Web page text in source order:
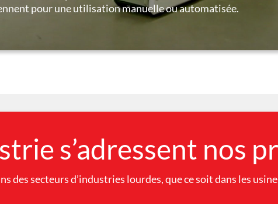
pour une utilisation manuelle ou automatisée.
s’adressent nos
des secteurs d’industries lourdes, que ce soit dans les